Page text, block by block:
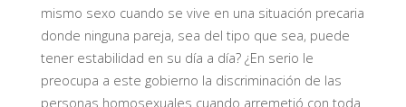
mismo sexo cuando se vive en una situación precaria
donde ninguna pareja, sea del tipo que sea, puede
tener estabilidad en su día a día? ¿En serio le
preocupa a este gobierno la discriminación de las
personas homosexuales cuando arremetió con toda